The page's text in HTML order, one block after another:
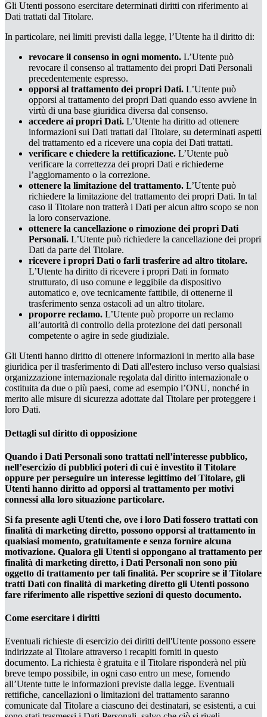
Gli Utenti possono esercitare determinati diritti con riferimento ai
Dati trattati dal Titolare.
In particolare, nei limiti previsti dalla legge, l’Utente ha il diritto di:
revocare il consenso in ogni momento. L’Utente può
revocare il consenso al trattamento dei propri Dati Personali
precedentemente espresso.
opporsi al trattamento dei propri Dati. L’Utente può
opporsi al trattamento dei propri Dati quando esso avviene in
virtù di una base giuridica diversa dal consenso.
accedere ai propri Dati. L’Utente ha diritto ad ottenere
informazioni sui Dati trattati dal Titolare, su determinati aspetti
del trattamento ed a ricevere una copia dei Dati trattati.
verificare e chiedere la rettificazione. L’Utente può
verificare la correttezza dei propri Dati e richiederne
l’aggiornamento o la correzione.
ottenere la limitazione del trattamento. L’Utente può
richiedere la limitazione del trattamento dei propri Dati. In tal
caso il Titolare non tratterà i Dati per alcun altro scopo se non
la loro conservazione.
ottenere la cancellazione o rimozione dei propri Dati
Personali. L’Utente può richiedere la cancellazione dei propri
Dati da parte del Titolare.
ricevere i propri Dati o farli trasferire ad altro titolare.
L’Utente ha diritto di ricevere i propri Dati in formato
strutturato, di uso comune e leggibile da dispositivo
automatico e, ove tecnicamente fattibile, di ottenerne il
trasferimento senza ostacoli ad un altro titolare.
proporre reclamo. L’Utente può proporre un reclamo
all’autorità di controllo della protezione dei dati personali
competente o agire in sede giudiziale.
Gli Utenti hanno diritto di ottenere informazioni in merito alla base
giuridica per il trasferimento di Dati all'estero incluso verso qualsiasi
organizzazione internazionale regolata dal diritto internazionale o
costituita da due o più paesi, come ad esempio l’ONU, nonché in
merito alle misure di sicurezza adottate dal Titolare per proteggere i
loro Dati.
Dettagli sul diritto di opposizione
Quando i Dati Personali sono trattati nell’interesse pubblico,
nell’esercizio di pubblici poteri di cui è investito il Titolare
oppure per perseguire un interesse legittimo del Titolare, gli
Utenti hanno diritto ad opporsi al trattamento per motivi
connessi alla loro situazione particolare.
Si fa presente agli Utenti che, ove i loro Dati fossero trattati con
finalità di marketing diretto, possono opporsi al trattamento in
qualsiasi momento, gratuitamente e senza fornire alcuna
motivazione. Qualora gli Utenti si oppongano al trattamento per
finalità di marketing diretto, i Dati Personali non sono più
oggetto di trattamento per tali finalità. Per scoprire se il Titolare
tratti Dati con finalità di marketing diretto gli Utenti possono
fare riferimento alle rispettive sezioni di questo documento.
Come esercitare i diritti
Eventuali richieste di esercizio dei diritti dell'Utente possono essere
indirizzate al Titolare attraverso i recapiti forniti in questo
documento. La richiesta è gratuita e il Titolare risponderà nel più
breve tempo possibile, in ogni caso entro un mese, fornendo
all’Utente tutte le informazioni previste dalla legge. Eventuali
rettifiche, cancellazioni o limitazioni del trattamento saranno
comunicate dal Titolare a ciascuno dei destinatari, se esistenti, a cui